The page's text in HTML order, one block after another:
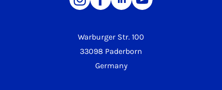
Warburger Str. 100
33098 Paderborn
Germany